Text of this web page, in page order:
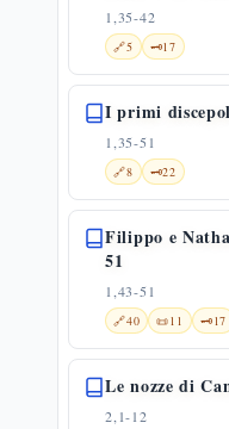
1,35-42
🔗5 🗝️17
I primi
1,35-51
🔗8 🗝️22
Filippo e
51
1,43-51
🔗40 📜11 🗝️17
Le nozze di
2,1-12